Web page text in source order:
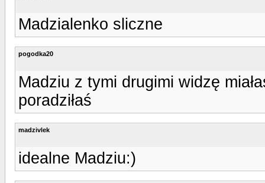
Madzialenko sliczne
pogodka20
Madziu z tymi drugimi widzę
poradziłaś
madzivlek
idealne Madziu:)